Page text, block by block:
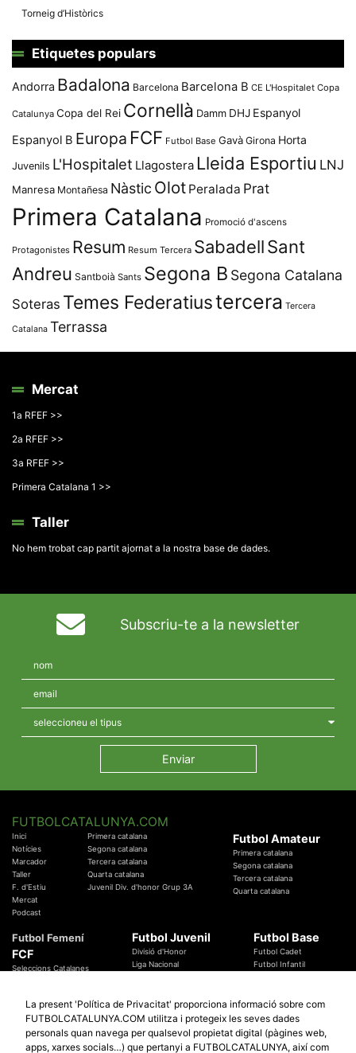
Torneig d’Històrics
Etiquetes populars
Andorra Badalona Barcelona Barcelona B CE L'Hospitalet Copa
Catalunya Copa del Rei Cornellà Damm DHJ Espanyol
Espanyol B Europa FCF Futbol Base Gavà Girona Horta
Juvenils L'Hospitalet Llagostera Lleida Esportiu LNJ
Manresa Montañesa Nàstic Olot Peralada Prat
Primera Catalana Promoció d'ascens
Protagonistes Resum Resum Tercera SabadellSant
Andreu Santboià Sants Segona B Segona Catalana
Soteras Temes Federatiustercera Tercera
Catalana Terrassa
Mercat
1a RFEF >>
2a RFEF >>
3a RFEF >>
Primera Catalana 1 >>
Taller
No hem trobat cap partit ajornat a la nostra base de dades.
Subscriu-te a la newsletter
FUTBOLCATALUNYA.COM
Inici
Notícies
Marcador
Taller
F. d'Estiu
Mercat
Podcast
Primera catalana
Segona catalana
Tercera catalana
Quarta catalana
Juvenil Div. d'honor Grup 3A
Futbol Amateur
Primera catalana
Segona catalana
Tercera catalana
Quarta catalana
Futbol Femení
FCF
Seleccions Catalanes
Temes Federatius
Futbol Juvenil
Divisió d'Honor
Liga Nacional
Futbol Base
Futbol Cadet
Futbol Infantil
Futbol Catalunya
Promocions
Especials
Copa Catalunya Absoluta 2019
La present 'Política de Privacitat' proporciona informació sobre com
FUTBOLCATALUNYA.COM utilitza i protegeix les seves dades
personals quan navega per qualsevol propietat digital (pàgines web,
apps, xarxes socials…) que pertanyi a FUTBOLCATALUNYA, així com